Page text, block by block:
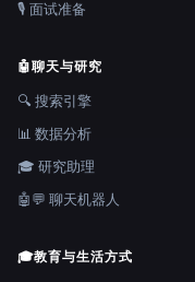
🎙️ 面试准备
🤖聊天与研究
🔍 搜索引擎
📊 数据分析
🎓 研究助理
🤖💬 聊天机器人
🎓教育与生活方式